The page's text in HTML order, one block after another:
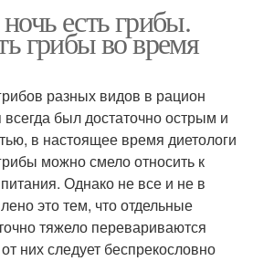
есть грибы.
грибы во время
разных видов в рацион
всегда был достаточно острым и
в настоящее время диетологи
можно смело относить к
Однако не все и не в
это тем, что отдельные
тяжело перевариваются
них следует беспрекословно